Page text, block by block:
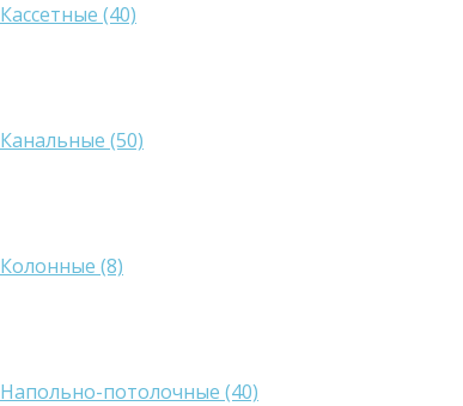
Кассетные (40)
Канальные (50)
Колонные (8)
Напольно-потолочные (40)